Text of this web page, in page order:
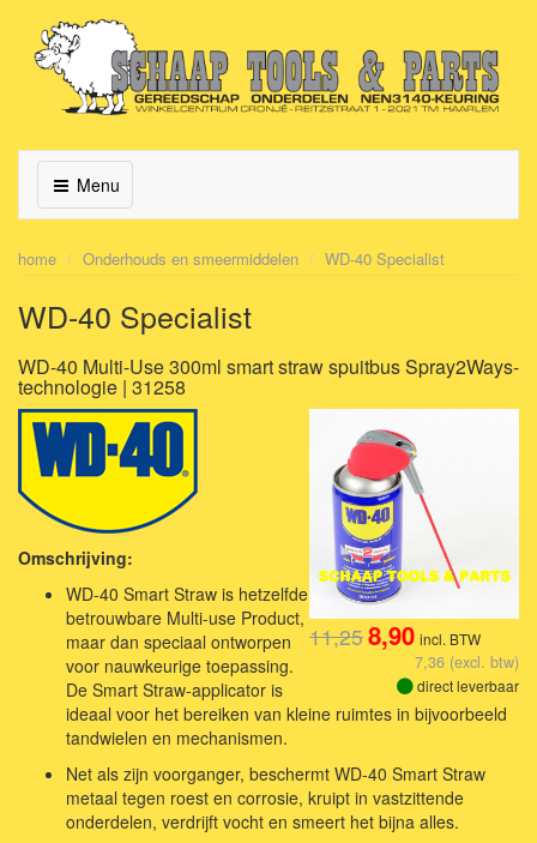
Menu
home Onderhouds en smeermiddelen WD-40 Specialist
WD-40 Specialist
WD-40 Multi-Use 300ml smart straw spuitbus Spray2Ways-
technologie | 31258
11,258,90 incl. BTW
7,36 (excl. btw)
direct leverbaar
Omschrijving:
WD-40 Smart Straw is hetzelfde
betrouwbare Multi-use Product,
maar dan speciaal ontworpen
voor nauwkeurige toepassing.
De Smart Straw-applicator is
ideaal voor het bereiken van kleine ruimtes in bijvoorbeeld
tandwielen en mechanismen.
Net als zijn voorganger, beschermt WD-40 Smart Straw
metaal tegen roest en corrosie, kruipt in vastzittende
onderdelen, verdrijft vocht en smeert het bijna alles.